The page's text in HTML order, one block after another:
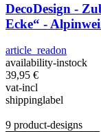
DecoDesign -
Ecke“ -
article_readon
availability-instock
39,95 €
vat-incl
shippinglabel
9 product-designs